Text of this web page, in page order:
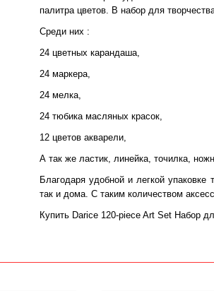
палитра цветов. В набор для
Среди них :
24 цветных карандаша,
24 маркера,
24 мелка,
24 тюбика масляных красок,
12 цветов акварели,
А так же ластик, линейка, точилка,
Благодаря удобной и легкой
так и дома. С таким количеством
Купить Darice 120-piece Art Set Набор